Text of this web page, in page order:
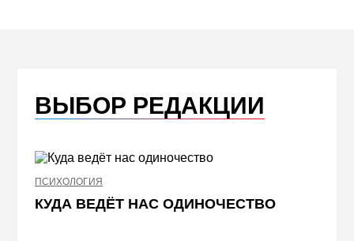
ВЫБОР РЕДАКЦИИ
ПСИХОЛОГИЯ
КУДА ВЕДЁТ НАС ОДИНОЧЕСТВО